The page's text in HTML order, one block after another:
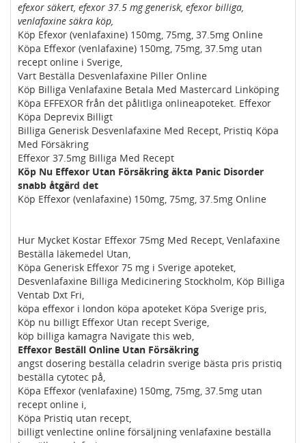
efexor säkert, efexor 37.5 mg generisk, efexor billiga,
venlafaxine säkra köp,
Köp Efexor (venlafaxine) 150mg, 75mg, 37.5mg Online
Köpa Effexor (venlafaxine) 150mg, 75mg, 37.5mg utan
recept online i Sverige,
Vart Beställa Desvenlafaxine Piller Online
Köp Billiga Venlafaxine Betala Med Mastercard Linköping
Köpa EFFEXOR från det pålitliga onlineapoteket. Effexor
Köpa Deprevix Billigt
Billiga Generisk Desvenlafaxine Med Recept, Pristiq Köpa
Med Försäkring
Effexor 37.5mg Billiga Med Recept
Köp Nu Effexor Utan Försäkring äkta Panic Disorder
snabb åtgärd det
Köp Effexor (venlafaxine) 150mg, 75mg, 37.5mg Online
Hur Mycket Kostar Effexor 75mg Med Recept, Venlafaxine
Beställa läkemedel Utan,
Köpa Generisk Effexor 75 mg i Sverige apoteket,
Desvenlafaxine Billiga Medicinering Stockholm, Köp Billiga
Ventab Dxt Fri,
köpa effexor i london köpa apoteket Köpa Sverige pris,
Köp nu billigt Effexor Utan recept Sverige,
köp billiga kamagra Navigate this web,
Effexor Beställ Online Utan Försäkring
angst dosering beställa celadrin sverige bästa pris pristiq
beställa cytotec på,
Köpa Effexor (venlafaxine) 150mg, 75mg, 37.5mg utan
recept online i,
Köpa Pristiq utan recept,
billigt venlectine online försäljning venlafaxine beställa